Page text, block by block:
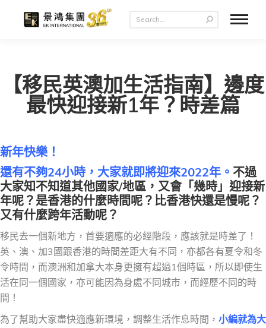
【移民英澳加生活指南】邊度
最快迎接新1年？時差篇
新年快樂！
還有不夠24小時，大家就即將迎來2022年。 不過
大家知不知道其他國家/地區，又會「幾時」迎接新
年呢？是香港的什麼時間呢？比香港快還是慢呢？
又有什麼跨年活動呢？
移民去一個新地方，首要適應的必經階段，應該就是時差了！
英、澳、加3國跟香港的時間差距大有不同，亦都各有夏令和冬
令時間，而澳洲和加拿大本身更擁有超過1個時區，所以即使生
活在同一個國家，亦可能因為身處不同城市，而經歷不同的時
間！
為了幫助大家盡快適應新環境，調整生活作息時間， 小編就為大